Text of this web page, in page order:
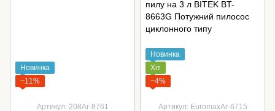
Новинка
−11%
Артикул: 208Ar-8761
Новинка
Хіт
−4%
Артикул: EuromaxAr-6715